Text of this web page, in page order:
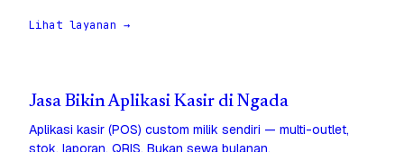
Lihat layanan →
Jasa Bikin Aplikasi Kasir di Ngada
Aplikasi kasir (POS) custom milik sendiri — multi-outlet,
stok, laporan, QRIS. Bukan sewa bulanan.